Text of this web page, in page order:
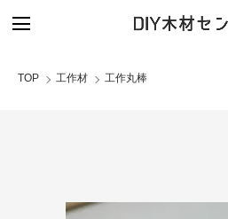
TOP 工作材 工作丸棒